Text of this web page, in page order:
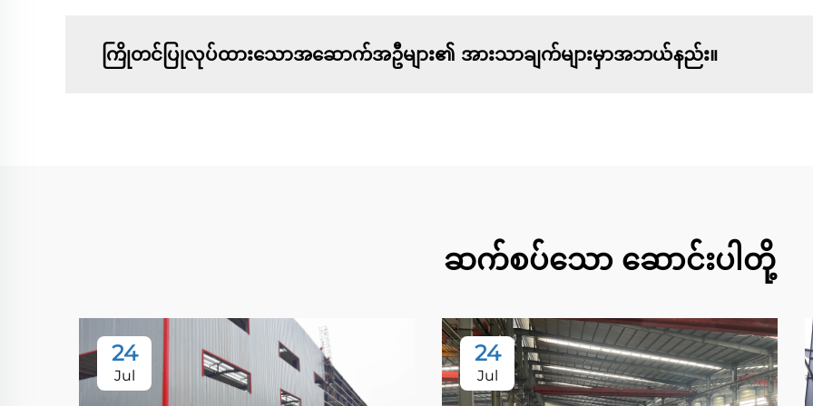
ကြိုတင်ပြုလုပ်ထားသောအဆောက်အဦများ၏ အားသာချက်များမှာအဘယ်နည်း။
ဆက်စပ်သော ဆောင်းပါတို့
24
Jul
24
Jul